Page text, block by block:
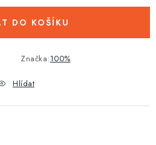
DO KOŠÍKU
Značka:100%
Hlídat